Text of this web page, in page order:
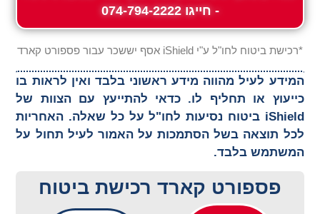
- חייגו 074-794-2222
*רכישת ביטוח לחו"ל ע"י iShield אסף יששכר עבור פספורט קארד
המידע לעיל מהווה מידע ראשוני בלבד ואין לראות בו
כייעוץ או תחליף לו. כדאי להתייעץ עם הצוות של
iShield ביטוח נסיעות לחו"ל על כל שאלה. האחריות
לכל תוצאה בשל הסתמכות על האמור לעיל תחול על
המשתמש בלבד.
פספורט קארד רכישת ביטוח